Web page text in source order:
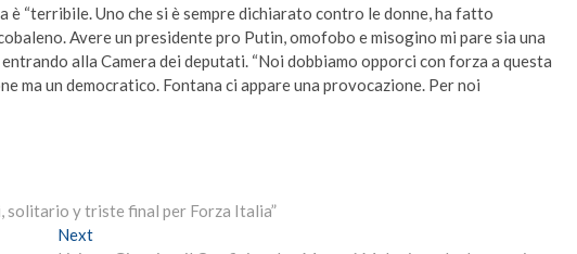
è “terribile. Uno che si è sempre dichiarato contro le donne, ha fatto
Avere un presidente pro Putin, omofobo e misogino mi pare sia una
alla Camera dei deputati. “Noi dobbiamo opporci con forza a questa
ma un democratico. Fontana ci appare una provocazione. Per noi
solitario y triste final per Forza Italia”
NextNext